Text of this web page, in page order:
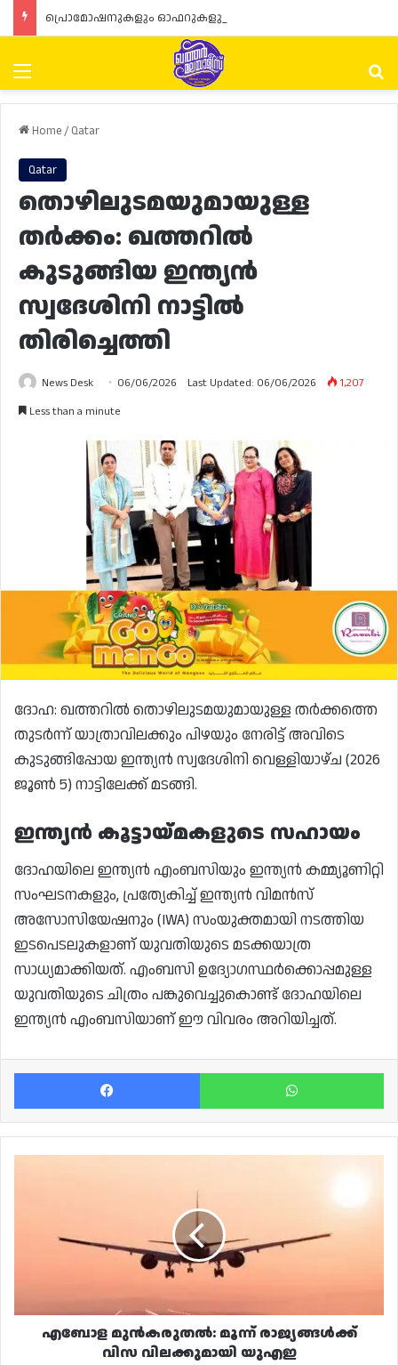
Menu
Home/ Qatar
Qatar
തൊഴിലുടമയുമായുള്ള
തർക്കം: ഖത്തറിൽ
കുടുങ്ങിയ ഇന്ത്യൻ
സ്വദേശിനി നാട്ടിൽ
തിരിച്ചെത്തി
News Desk 06/06/2026 Last Updated: 06/06/2026
1,207
Less than a minute
ദോഹ: ഖത്തറിൽ തൊഴിലുടമയുമായുള്ള തർക്കത്തെ
തുടർന്ന് യാത്രാവിലക്കും പിഴയും നേരിട്ട് അവിടെ
കുടുങ്ങിപ്പോയ ഇന്ത്യൻ സ്വദേശിനി വെള്ളിയാഴ്ച (2026
ജൂൺ 5) നാട്ടിലേക്ക് മടങ്ങി.
ഇന്ത്യൻ കൂട്ടായ്മകളുടെ സഹായം
ദോഹയിലെ ഇന്ത്യൻ എംബസിയും ഇന്ത്യൻ കമ്മ്യൂണിറ്റി
സംഘടനകളും, പ്രത്യേകിച്ച് ഇന്ത്യൻ വിമൻസ്
അസോസിയേഷനും (IWA) സംയുക്തമായി നടത്തിയ
ഇടപെടലുകളാണ് യുവതിയുടെ മടക്കയാത്ര
സാധ്യമാക്കിയത്. എംബസി ഉദ്യോഗസ്ഥർക്കൊപ്പമുള്ള
യുവതിയുടെ ചിത്രം പങ്കുവെച്ചുകൊണ്ട് ദോഹയിലെ
ഇന്ത്യൻ എംബസിയാണ് ഈ വിവരം അറിയിച്ചത്.
Facebook
എബോള മുൻകരുതൽ: മൂന്ന് രാജ്യങ്ങൾക്ക്
വിസ വിലക്കുമായി യുഎഇ